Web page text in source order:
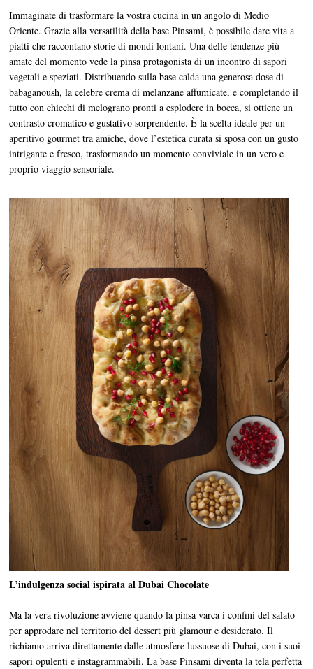
Immaginate di trasformare la vostra cucina in un angolo di Medio
Oriente. Grazie alla versatilità della base Pinsami, è possibile dare vita a
piatti che raccontano storie di mondi lontani. Una delle tendenze più
amate del momento vede la pinsa protagonista di un incontro di sapori
vegetali e speziati. Distribuendo sulla base calda una generosa dose di
babaganoush, la celebre crema di melanzane affumicate, e completando il
tutto con chicchi di melograno pronti a esplodere in bocca, si ottiene un
contrasto cromatico e gustativo sorprendente. È la scelta ideale per un
aperitivo gourmet tra amiche, dove l’estetica curata si sposa con un gusto
intrigante e fresco, trasformando un momento conviviale in un vero e
proprio viaggio sensoriale.
L’indulgenza social ispirata al Dubai Chocolate
Ma la vera rivoluzione avviene quando la pinsa varca i confini del salato
per approdare nel territorio del dessert più glamour e desiderato. Il
richiamo arriva direttamente dalle atmosfere lussuose di Dubai, con i suoi
sapori opulenti e instagrammabili. La base Pinsami diventa la tela perfetta